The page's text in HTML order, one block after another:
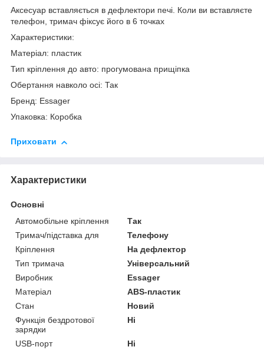
Аксесуар вставляється в дефлектори печі. Коли ви вставляєте
телефон, тримач фіксує його в 6 точках
Характеристики:
Матеріал: пластик
Тип кріплення до авто: прогумована прищіпка
Обертання навколо осі: Так
Бренд: Essager
Упаковка: Коробка
Приховати
Характеристики
Основні
Автомобільне кріплення
Так
Тримач/підставка для
Телефону
Кріплення
На дефлектор
Тип тримача
Універсальний
Виробник
Essager
Матеріал
ABS-пластик
Стан
Новий
Функція бездротової
зарядки
Ні
USB-порт Ні